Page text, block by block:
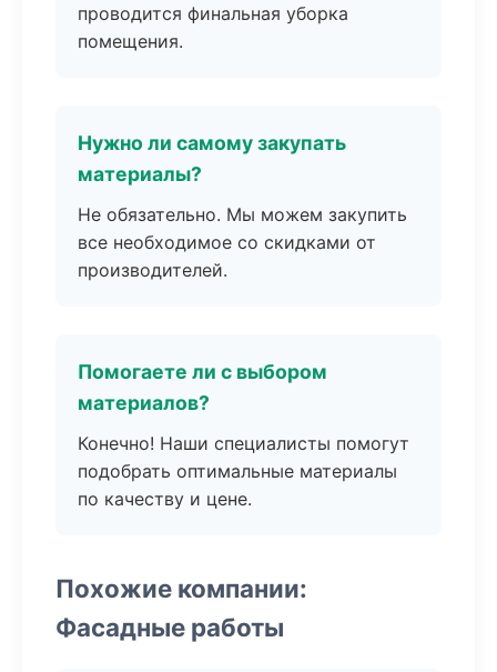
проводится финальная уборка
помещения.
Нужно ли самому закупать
материалы?
Не обязательно. Мы можем закупить
все необходимое со скидками от
производителей.
Помогаете ли с выбором
материалов?
Конечно! Наши специалисты помогут
подобрать оптимальные материалы
по качеству и цене.
Похожие компании:
Фасадные работы